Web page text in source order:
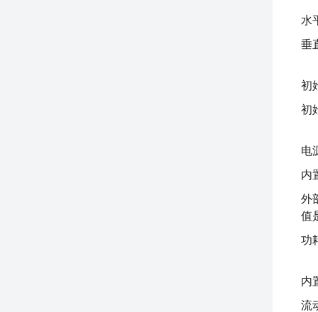
水
垂
初
初
电
内
外
值
功
内
流